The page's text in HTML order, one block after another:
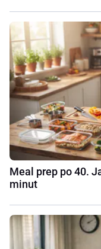
Meal prep po 40.
minut